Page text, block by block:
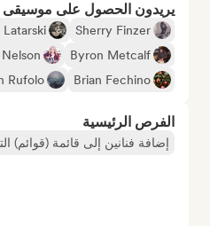
يريدون الحصول على موسيقى
Sherry Finzer
Latarski
Byron Metcalf
Brian Fechino
Rufolo
الفرص الرئيسية
إضافة فنانين إلى قائمة (قوائم)